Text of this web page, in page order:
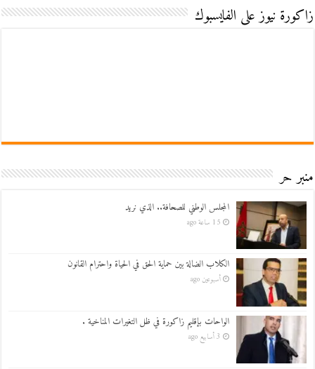
زاكورة نيوز على الفايسبوك
منبر حر
المجلس الوطني للصحافة.. الذي نريد
15 ساعة ago
الكلاب الضالة بين حماية الحق في الحياة واحترام القانون
أسبوعين ago
الواحات بإقليم زاكورة في ظل التغيرات المناخية .
3 أسابيع ago